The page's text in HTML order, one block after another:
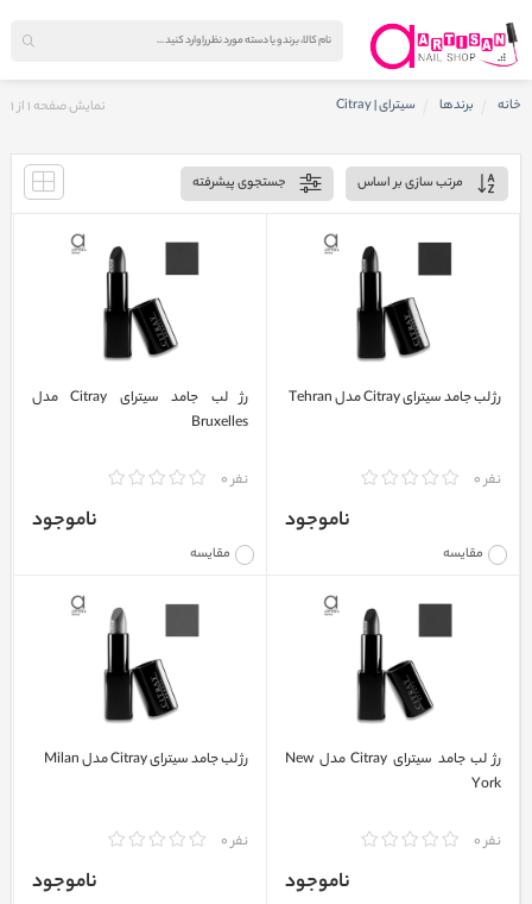
خانه برندها سیترای | Citray نمایش صفحه 1از1
مرتب سازی بر اساس جستجوی پیشرفته
رژ لب جامد سیترای Citray مدل Tehran
نفر 0
مقایسه
ناموجود
رژ لب جامد سیترای Citray مدل
Bruxelles
نفر 0
مقایسه
ناموجود
رژ لب جامد سیترای Citray مدل New
York
نفر 0
ناموجود
رژ لب جامد سیترای Citray مدل Milan
نفر 0
ناموجود